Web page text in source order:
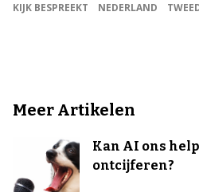
KIJK BESPREEKT
NEDERLAND
Meer Artikelen
Kan AI ons
ontcijferen?